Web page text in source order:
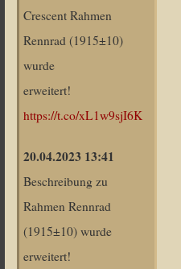
Crescent Rahmen
Rennrad (1915±10)
wurde
erweitert!
https://t.co/xL1w9sjI6K
20.04.2023 13:41
Beschreibung zu
Rahmen Rennrad
(1915±10) wurde
erweitert!